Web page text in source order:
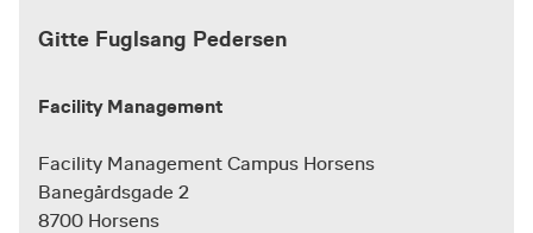
Gitte Fuglsang Pedersen
Facility Management
Facility Management Campus Horsens
Banegårdsgade 2
8700 Horsens